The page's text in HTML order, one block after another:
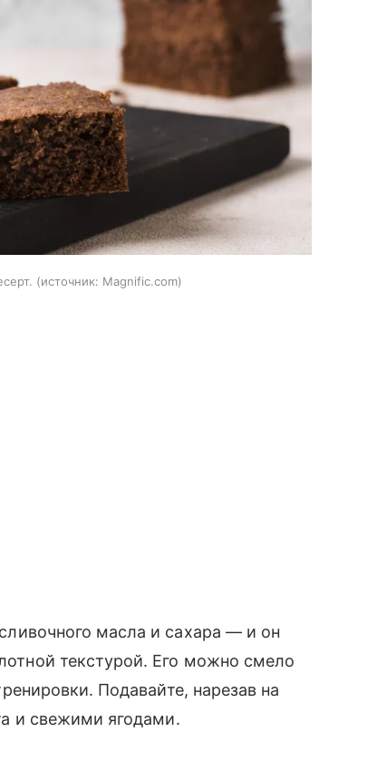
источник: Magnific.com
масла и сахара — и он
текстурой. Его можно смело
Подавайте, нарезав на
и свежими ягодами.